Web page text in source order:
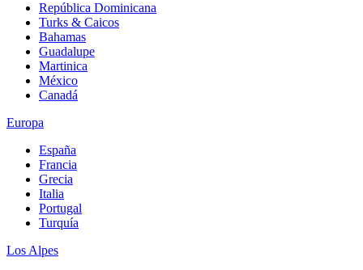
República Dominicana
Turks & Caicos
Bahamas
Guadalupe
Martinica
México
Canadá
Europa
España
Francia
Grecia
Italia
Portugal
Turquía
Los Alpes